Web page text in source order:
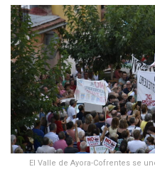
El Valle de Ayora-Cofrentes se